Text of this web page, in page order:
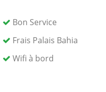
vous continuerez vers
les colonnes en
1603), les tombes
et restaurées
de Marrakech.
Bon Service
Frais Palais Bahia
Wifi à bord